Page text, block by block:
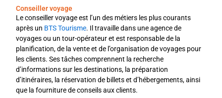
Conseiller voyage
Le conseiller voyage est l’un des métiers les plus courants
après un BTS Tourisme. Il travaille dans une agence de
voyages ou un tour-opérateur et est responsable de la
planification, de la vente et de l’organisation de voyages pour
les clients. Ses tâches comprennent la recherche
d’informations sur les destinations, la préparation
d’itinéraires, la réservation de billets et d’hébergements, ainsi
que la fourniture de conseils aux clients.